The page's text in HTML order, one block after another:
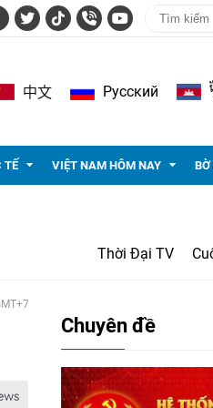
中文 Pусский
TẾ VIỆT NAM HÔM NAY
Thời Đại TV
Chuyên đề